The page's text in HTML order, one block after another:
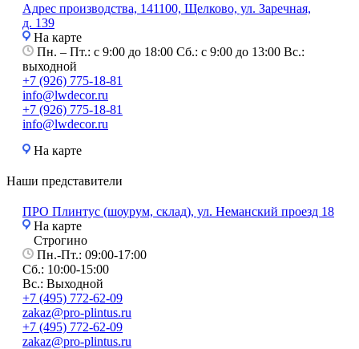
Адрес производства, 141100, Щелково, ул. Заречная,
д. 139
На карте
Пн. – Пт.: с 9:00 до 18:00 Сб.: с 9:00 до 13:00 Вс.:
выходной
+7 (926) 775-18-81
info@lwdecor.ru
+7 (926) 775-18-81
info@lwdecor.ru
На карте
Наши представители
ПРО Плинтус (шоурум, склад), ул. Неманский проезд 18
На карте
Строгино
Пн.-Пт.: 09:00-17:00
Сб.: 10:00-15:00
Вс.: Выходной
+7 (495) 772-62-09
zakaz@pro-plintus.ru
+7 (495) 772-62-09
zakaz@pro-plintus.ru